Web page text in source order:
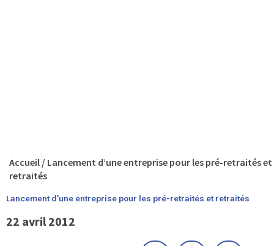
Accueil / Lancement d’une entreprise pour les pré-retraités et
retraités
Lancement d’une entreprise pour les pré-retraités et retraités
22 avril 2012